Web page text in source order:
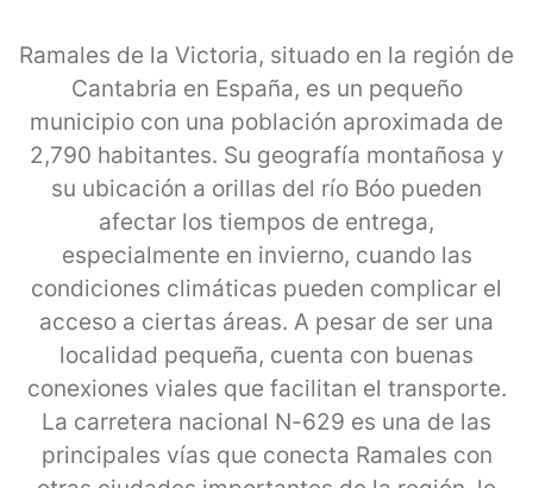
Ramales de la Victoria, situado en la región de
Cantabria en España, es un pequeño
municipio con una población aproximada de
2,790 habitantes. Su geografía montañosa y
su ubicación a orillas del río Bóo pueden
afectar los tiempos de entrega,
especialmente en invierno, cuando las
condiciones climáticas pueden complicar el
acceso a ciertas áreas. A pesar de ser una
localidad pequeña, cuenta con buenas
conexiones viales que facilitan el transporte.
La carretera nacional N-629 es una de las
principales vías que conecta Ramales con